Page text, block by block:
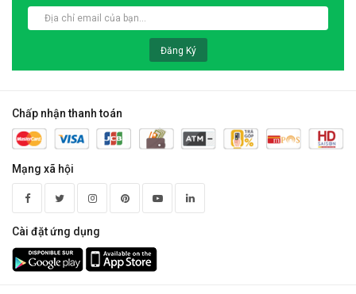
Đăng Ký
Chấp nhận thanh toán
Mạng xã hội
Cài đặt ứng dụng